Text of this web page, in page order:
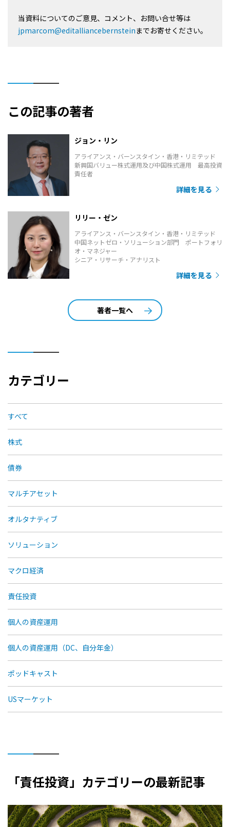
当資料についてのご意見、コメント、お問い合せ等は
jpmarcom@editalliancebernsteinまでお寄せください。
この記事の著者
ジョン・リン
アライアンス・バーンスタイン・香港・リミテッド
新興国バリュー株式運用及び中国株式運用 最高投資
責任者
詳細を見る
リリー・ゼン
アライアンス・バーンスタイン・香港・リミテッド
中国ネットゼロ・ソリューション部門 ポートフォリ
オ・マネジャー
シニア・リサーチ・アナリスト
詳細を見る
著者一覧へ
カテゴリー
すべて
株式
債券
マルチアセット
オルタナティブ
ソリューション
マクロ経済
責任投資
個人の資産運用
個人の資産運用（DC、自分年金）
ポッドキャスト
USマーケット
「責任投資」カテゴリーの最新記事